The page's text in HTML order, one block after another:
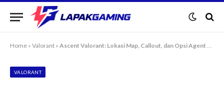
Home » Valorant » Ascent Valorant: Lokasi Map, Callout, dan Opsi Agent Terbaik
VALORANT